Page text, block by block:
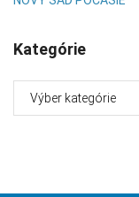
Kategórie